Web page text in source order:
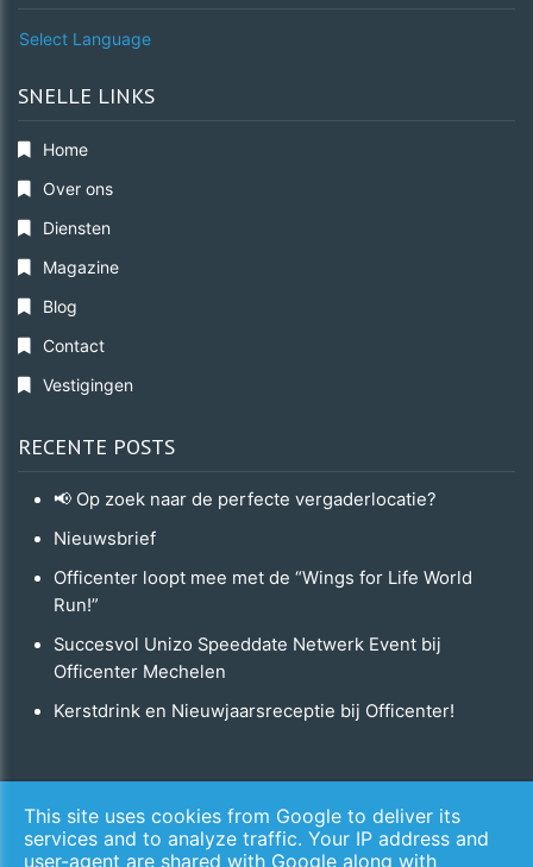
Select Language
SNELLE LINKS
Home
Over ons
Diensten
Magazine
Blog
Contact
Vestigingen
RECENTE POSTS
📢 Op zoek naar de perfecte vergaderlocatie?
Nieuwsbrief
Officenter loopt mee met de “Wings for Life World
Run!”
Succesvol Unizo Speeddate Netwerk Event bij
Officenter Mechelen
Kerstdrink en Nieuwjaarsreceptie bij Officenter!
Copyright © 2026 Officenter. All Rights Reserved.
Privacy & Cookies​​​​​​​ | ​​​​​​​UP-TO-DATE WebDesign
This site uses cookies from Google to deliver its
services and to analyze traffic. Your IP address and
user-agent are shared with Google along with